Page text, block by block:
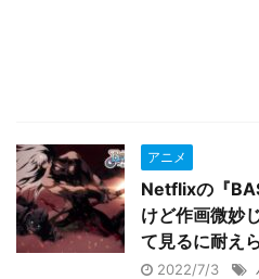
アニメ
Netflixの『
けど作画微妙
て見るに耐え
2022/7/3